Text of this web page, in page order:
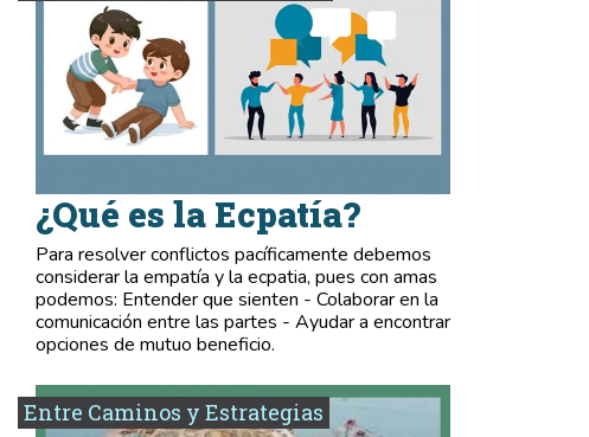
¿Qué es la Ecpatía?
Para resolver conflictos pacíficamente debemos
considerar la empatía y la ecpatia, pues con amas
podemos: Entender que sienten - Colaborar en la
comunicación entre las partes - Ayudar a encontrar
opciones de mutuo beneficio.
Entre Caminos y Estrategias